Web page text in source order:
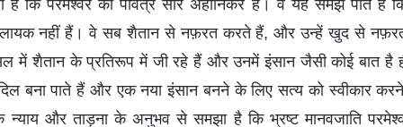
कि परमेश्वर का पवित्र सार अहानिकर है। वे यह समझ पाते हैं
लायक नहीं हैं। वे सब शैतान से नफ़रत करते हैं, और उन्हें खुद से
में शैतान के प्रतिरूप में जी रहे हैं और उनमें इंसान जैसी कोई बात है ही
दिल बना पाते हैं और एक नया इंसान बनने के लिए सत्य को स्वीकार
के न्याय और ताड़ना के अनुभव से समझा है कि भ्रष्ट मानवजाति